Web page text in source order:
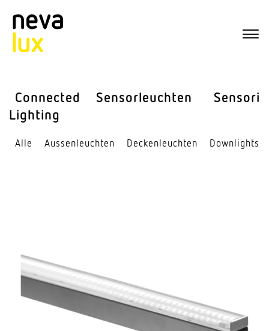
Connected
Lighting
Sensor­leuchten Sensorik
Alle Aussen­leuchten Decken­leuchten Down­lights